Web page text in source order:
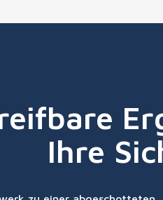
Ihre